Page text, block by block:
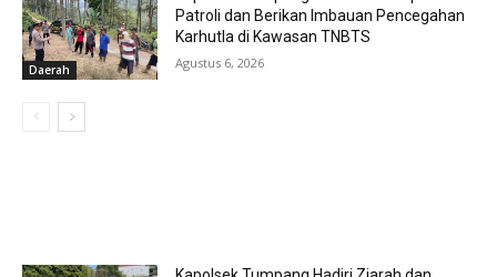
Daerah
Patroli dan Berikan Imbauan Pencegahan
Karhutla di Kawasan TNBTS
Agustus 6, 2026